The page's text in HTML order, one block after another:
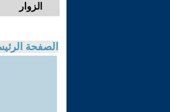
الزوار
الصفحة